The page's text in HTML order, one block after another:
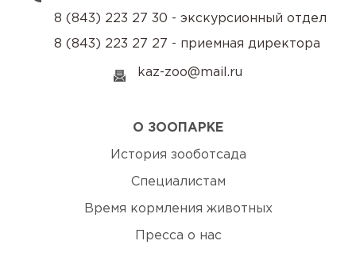
О ЗООПАРКЕ
История зооботсада
Специалистам
Время кормления животных
Пресса о нас
8 (843) 223 27 30 - экскурсионный отдел
8 (843) 223 27 27 - приемная директора
kaz-zoo@mail.ru